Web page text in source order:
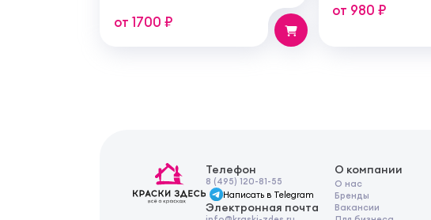
от 1700 ₽
от 980 ₽
Телефон
8 (495) 120-81-55
Написать в Telegram
Электронная почта
О компании
О нас
Бренды
Вакансии